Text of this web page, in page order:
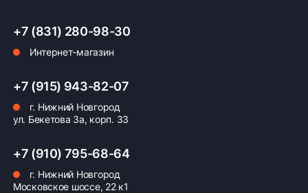
Оплата заказа
Возможна картой, наличными при получении,
формирование счёта для Юр.Лица
+7 (831) 280-98-30
Интернет-магазин
+7 (915) 943-82-07
г. Нижний Новгород
ул. Бекетова 3а, корп. 33
+7 (910) 795-68-64
г. Нижний Новгород
Московское шоссе, 22 к1